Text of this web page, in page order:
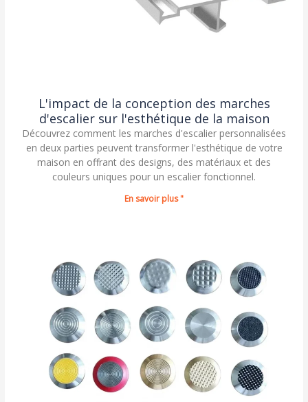
L'impact de la conception des marches
d'escalier sur l'esthétique de la maison
Découvrez comment les marches d'escalier personnalisées
en deux parties peuvent transformer l'esthétique de votre
maison en offrant des designs, des matériaux et des
couleurs uniques pour un escalier fonctionnel.
En savoir plus "